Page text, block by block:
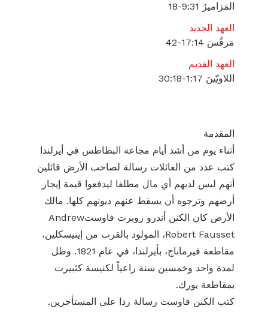
المَزاميرُ 31:‏9-‏18
العهد الجديد
مَرقُسَ 14:‏17-‏42
العهد القديم
اللاويّينَ 17:‏1-‏18:‏30
المقدمة
أثناء يوم من أشد أيام مجاعة البطاطس في أيرلندا
كتب عدد من العائلات رسالة لصاحب الأرض قائلين
أنهم ليس لديهم أي مال مطلقا ليدفعوا قيمة إيجار
أرضهم وترجوه أن يسقط عنهم ديونهم كلها. مالك
الأرض كان الكنن أندرو روبرت فاوستAndrew
Robert Fausset، المولود بالقرب من إينيسكلين،
مقاطعة فيرماناج، بأيرلندا، في عام 1821. وظل
لمدة واحد وخمسين سنة راعياً لكنيسة كثبيرت
بمقاطعة يورك.
كتب الكنن فاوست رسالة ردا على المستأجرين.